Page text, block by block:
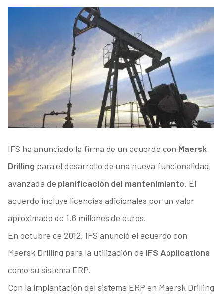
IFS ha anunciado la firma de un acuerdo con Maersk
Drilling para el desarrollo de una nueva funcionalidad
avanzada de planificación del mantenimiento. El
acuerdo incluye licencias adicionales por un valor
aproximado de 1,6 millones de euros.
En octubre de 2012, IFS anunció el acuerdo con
Maersk Drilling para la utilización de IFS Applications
como su sistema ERP.
Con la implantación del sistema ERP en Maersk Drilling